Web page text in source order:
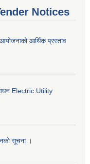
Notices
आर्थिक प्रस्ताव
Electric Utility
सूचना ।